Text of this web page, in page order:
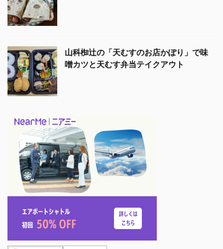
山科椥辻の「天むすのお店かぽり」で味
噌カツと天むす弁当テイクアウト